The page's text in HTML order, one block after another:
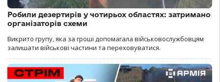
Робили дезертирів у чотирьох областях: затримано
організаторів схеми
Викрито групу, яка за гроші допомагала військовослужбовцям
залишати військові частини та переховуватися.